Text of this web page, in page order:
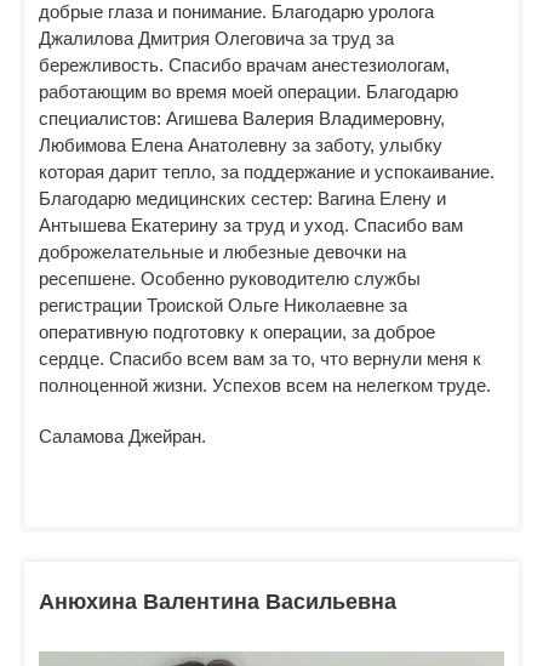
добрые глаза и понимание. Благодарю уролога
Джалилова Дмитрия Олеговича за труд за
бережливость. Спасибо врачам анестезиологам,
работающим во время моей операции. Благодарю
специалистов: Агишева Валерия Владимеровну,
Любимова Елена Анатолевну за заботу, улыбку
которая дарит тепло, за поддержание и успокаивание.
Благодарю медицинских сестер: Вагина Елену и
Антышева Екатерину за труд и уход. Спасибо вам
доброжелательные и любезные девочки на
ресепшене. Особенно руководителю службы
регистрации Троиской Ольге Николаевне за
оперативную подготовку к операции, за доброе
сердце. Спасибо всем вам за то, что вернули меня к
полноценной жизни. Успехов всем на нелегком труде.
Саламова Джейран.
Анюхина Валентина Васильевна